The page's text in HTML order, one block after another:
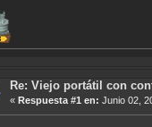
Re: Viejo portátil con
« Respuesta #1 en: Junio 02,